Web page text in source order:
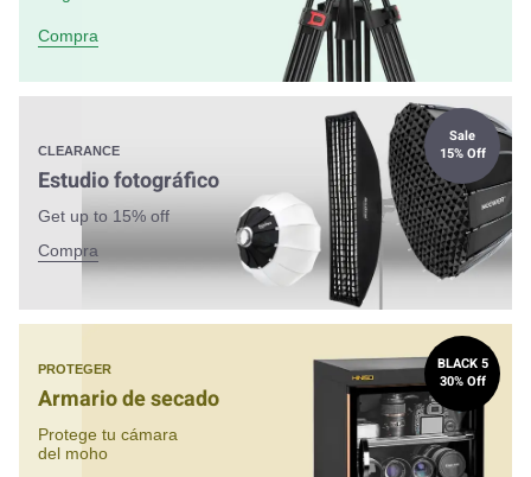
Compra
CLEARANCE
Estudio fotográfico
Get up to 15% off
Compra
Sale
15% Off
PROTEGER
Armario de secado
Protege tu cámara
del moho
BLACK 5
30% Off